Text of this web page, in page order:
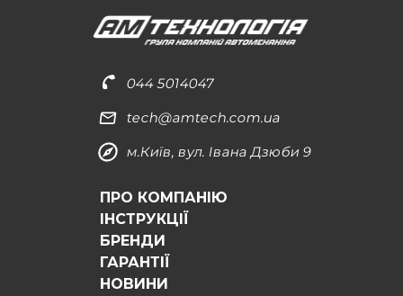
044 5014047
tech@amtech.com.ua
м.Київ, вул. Івана Дзюби 9
ПРО КОМПАНІЮ
ІНСТРУКЦІЇ
БРЕНДИ
ГАРАНТІЇ
НОВИНИ